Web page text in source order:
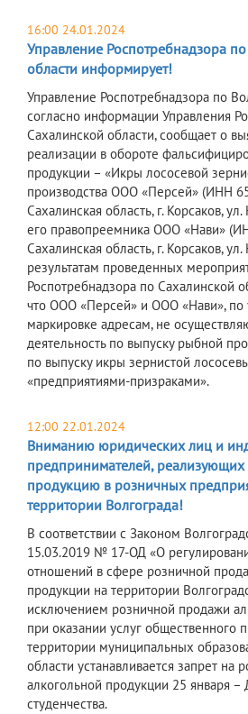
16:00 24.01.2024
Управление Роспотребнадзора
области информирует!
Управление Роспотребнадзора по
согласно информации Управления
Сахалинской области, сообщает о
реализации в обороте
продукции – «Икры лососевой
производства ООО «Персей» (ИНН
Сахалинская область, г. Корсаков,
его правопреемника ООО «Нави»
Сахалинская область, г. Корсаков,
результатам проведенных
Роспотребнадзора по Сахалинской
что ООО «Персей» и ООО «Нави», по
маркировке адресам, не
деятельность по выпуску рыбной
по выпуску икры зернистой
«предприятиями-призраками».
12:00 22.01.2024
Вниманию юридических лиц и
предпринимателей, реализующих
продукцию в розничных
территории Волгограда!
В соответствии с Законом
15.03.2019 № 17-ОД «О
отношений в сфере розничной
продукции на территории
исключением розничной продажи
при оказании услуг общественного
территории муниципальных
области устанавливается запрет на
алкогольной продукции 25 января –
студенчества.